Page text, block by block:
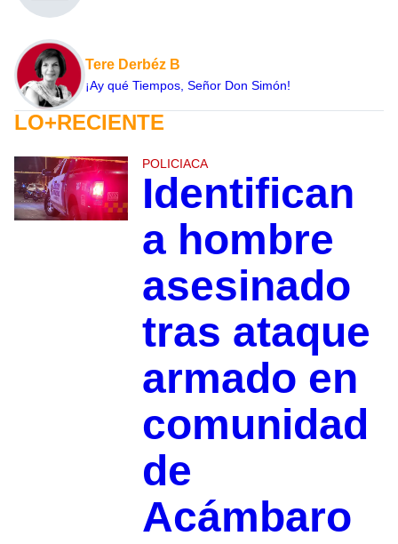
Tere Derbéz B
¡Ay qué Tiempos, Señor Don Simón!
LO+RECIENTE
POLICIACA
Identifican
a hombre
asesinado
tras ataque
armado en
comunidad
de
Acámbaro